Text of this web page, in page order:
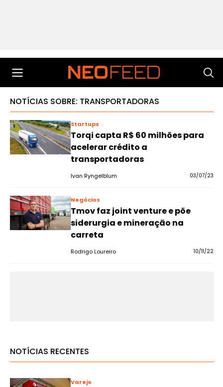
NOTÍCIAS SOBRE: TRANSPORTADORAS
Startups
Torqi capta R$ 60 milhões para
acelerar crédito a
transportadoras
Ivan Ryngelblum 03/07/23
Negócios
Tmov faz joint venture e põe
siderurgia e mineração na
carreta
Rodrigo Loureiro 10/11/22
NOTÍCIAS RECENTES
Varejo